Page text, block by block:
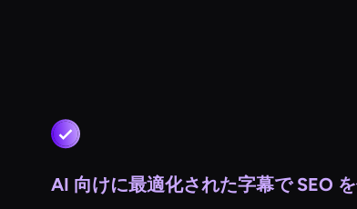
AI 向けに最適化された字幕で SEO